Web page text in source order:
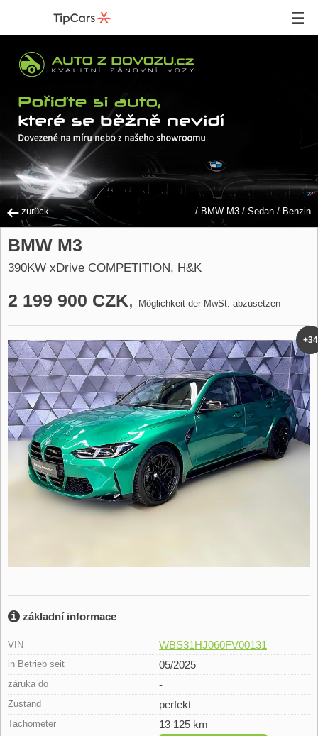
zurück / BMW M3 / Sedan / Benzin
BMW M3
390KW xDrive COMPETITION, H&K
2 199 900 CZK, Möglichkeit der MwSt. abzusetzen
+34
základní informace
VIN WBS31HJ060FV00131
in Betrieb seit 05/2025
záruka do -
Zustand perfekt
Tachometer 13 125 km